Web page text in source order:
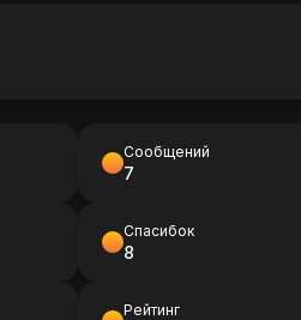
Сообщений
7
Спасибок
8
Рейтинг